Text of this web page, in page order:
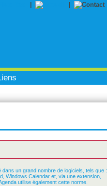
dans un grand nombre de logiciels, tels que :
Windows Calendar et, via une extension,
utilise également cette norme.